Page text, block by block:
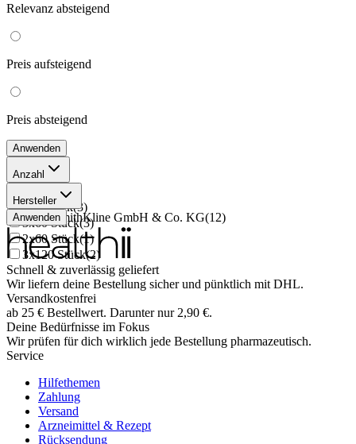
Relevanz absteigend
Preis aufsteigend
Preis absteigend
Anwenden
Anzahl
60 Stück (3
120 Stück(3)
3x60 Stück(3)
2x60 Stück(1)
3x120 Stück(2)
Hersteller
GlaxoSmithKline GmbH & Co. KG(12)
Anwenden
Schnell & zuverlässig geliefert
Wir liefern deine Bestellung sicher und pünktlich mit DHL.
Versandkostenfrei
ab 25 € Bestellwert. Darunter nur 2,90 €.
Deine Bedürfnisse im Fokus
Wir prüfen für dich wirklich jede Bestellung pharmazeutisch.
Service
Hilfethemen
Zahlung
Versand
Arzneimittel & Rezept
Rücksendung